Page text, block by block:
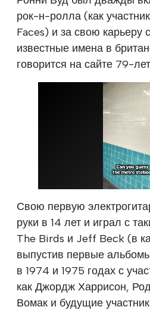
рок-н-ролла (как
Faces) и за свою
известные имена в
говорится на сайте 79-
Свою первую
руки в 14 лет и играл с
The Birds и Jeff Beck (в
выпустив первые
в 1974 и 1975 годах с
как Джордж Харрисон,
Вомак и будущие